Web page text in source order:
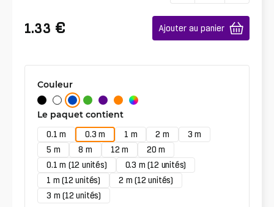
1.33 € Ajouter au panier
Couleur
Le paquet contient
0.1 m 0.3 m 1 m 2 m
3 m
5 m
8 m 12 m
20 m
0.1 m (12 unités)
0.3 m (12 unités)
1 m (12 unités)
2 m (12 unités)
3 m (12 unités)